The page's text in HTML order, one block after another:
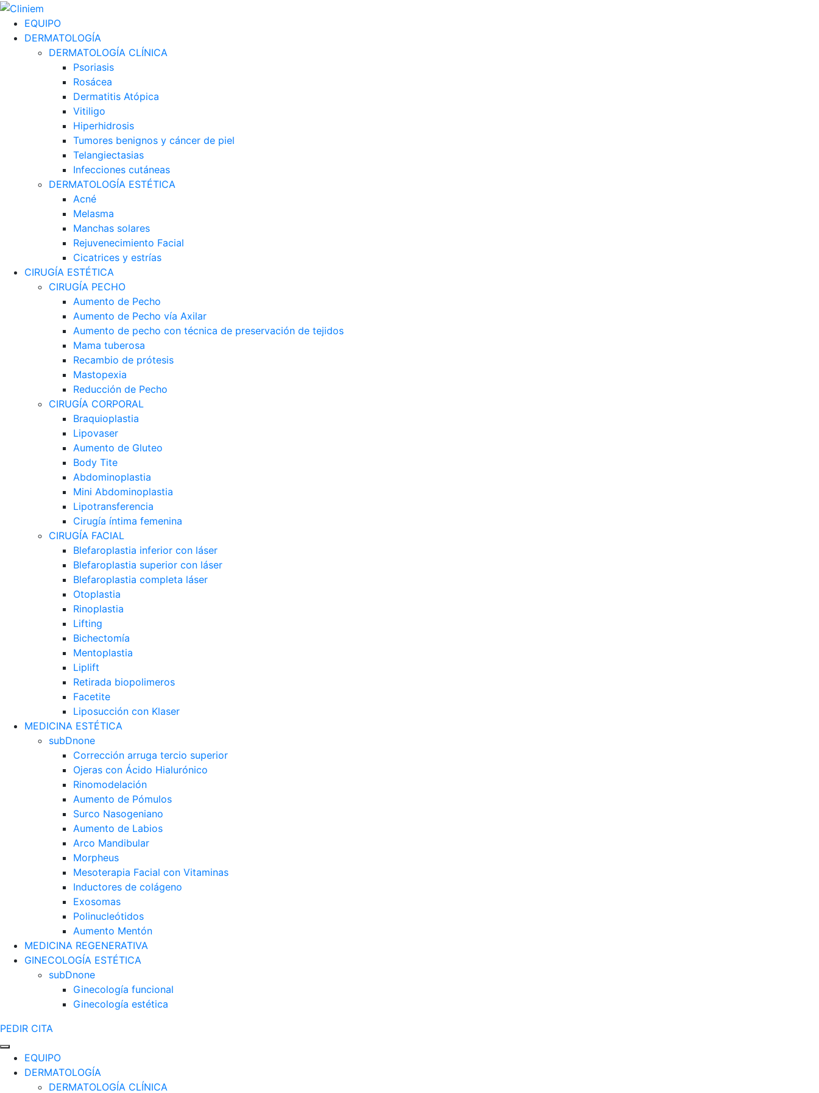
EQUIPO
DERMATOLOGÍA
DERMATOLOGÍA CLÍNICA
Psoriasis
Rosácea
Dermatitis Atópica
Vitiligo
Hiperhidrosis
Tumores benignos y cáncer de piel
Telangiectasias
Infecciones cutáneas
DERMATOLOGÍA ESTÉTICA
Acné
Melasma
Manchas solares
Rejuvenecimiento Facial
Cicatrices y estrías
CIRUGÍA ESTÉTICA
CIRUGÍA PECHO
Aumento de Pecho
Aumento de Pecho vía Axilar
Aumento de pecho con técnica de preservación de tejidos
Mama tuberosa
Recambio de prótesis
Mastopexia
Reducción de Pecho
CIRUGÍA CORPORAL
Braquioplastia
Lipovaser
Aumento de Gluteo
Body Tite
Abdominoplastia
Mini Abdominoplastia
Lipotransferencia
Cirugía íntima femenina
CIRUGÍA FACIAL
Blefaroplastia inferior con láser
Blefaroplastia superior con láser
Blefaroplastia completa láser
Otoplastia
Rinoplastia
Lifting
Bichectomía
Mentoplastia
Liplift
Retirada biopolimeros
Facetite
Liposucción con Klaser
MEDICINA ESTÉTICA
subDnone
Corrección arruga tercio superior
Ojeras con Ácido Hialurónico
Rinomodelación
Aumento de Pómulos
Surco Nasogeniano
Aumento de Labios
Arco Mandibular
Morpheus
Mesoterapia Facial con Vitaminas
Inductores de colágeno
Exosomas
Polinucleótidos
Aumento Mentón
MEDICINA REGENERATIVA
GINECOLOGÍA ESTÉTICA
subDnone
Ginecología funcional
Ginecología estética
PEDIR CITA
EQUIPO
DERMATOLOGÍA
DERMATOLOGÍA CLÍNICA